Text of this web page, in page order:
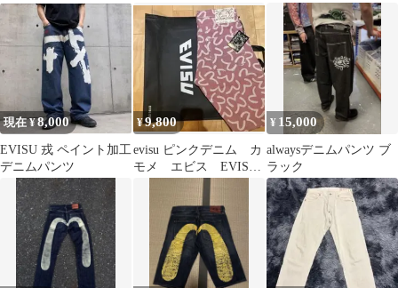
カモメ 日本製
現在 ¥8,000
EVISU 戎 ペイント加工
デニムパンツ
¥9,800
evisu ピンクデニム カ
モメ エビス EVISU
デニムジーンズ
¥ 15,000
alwaysデニムパンツ ブ
ラック